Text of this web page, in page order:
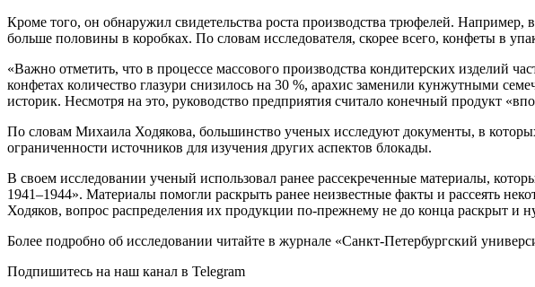
Кроме того, он обнаружил свидетельства роста производства трюфелей.
больше половины в коробках. По словам исследователя, скорее всего, конфеты в
«Важно отметить, что в процессе массового производства кондитерских изделий
конфетах количество глазури снизилось на 30 %, арахис заменили кунжутными
историк. Несмотря на это, руководство предприятия считало конечный продукт
По словам Михаила Ходякова, большинство ученых исследуют документы, в
ограниченности источников для изучения других аспектов блокады.
В своем исследовании ученый использовал ранее рассекреченные материалы,
1941–1944». Материалы помогли раскрыть ранее неизвестные факты и рассеять
Ходяков, вопрос распределения их продукции по-прежнему не до конца раскрыт и
Более подробно об исследовании читайте в журнале «Санкт-Петербургский
Подпишитесь на наш канал в Telegram